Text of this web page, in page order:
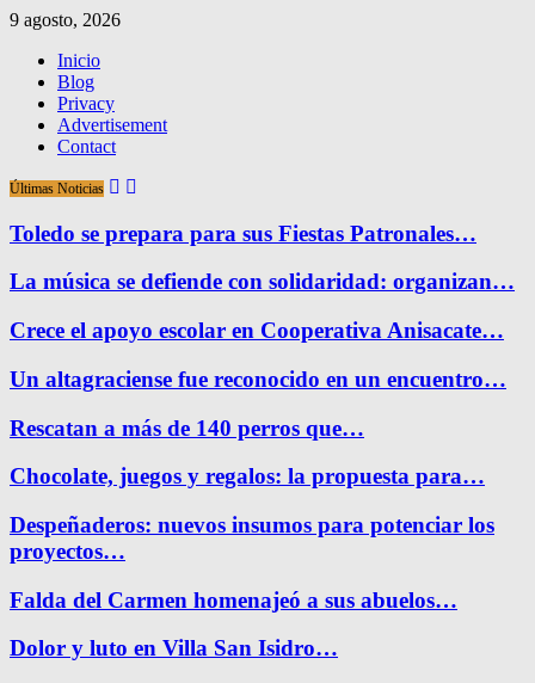
9 agosto, 2026
Inicio
Blog
Privacy
Advertisement
Contact
Últimas Noticias
Toledo se prepara para sus Fiestas Patronales…
La música se defiende con solidaridad: organizan…
Crece el apoyo escolar en Cooperativa Anisacate…
Un altagraciense fue reconocido en un encuentro…
Rescatan a más de 140 perros que…
Chocolate, juegos y regalos: la propuesta para…
Despeñaderos: nuevos insumos para potenciar los
proyectos…
Falda del Carmen homenajeó a sus abuelos…
Dolor y luto en Villa San Isidro…